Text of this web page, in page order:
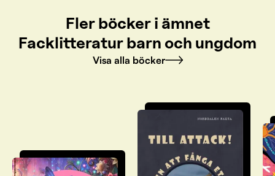
Fler böcker i ämnet
Facklitteratur barn och ungdom
Visa alla böcker